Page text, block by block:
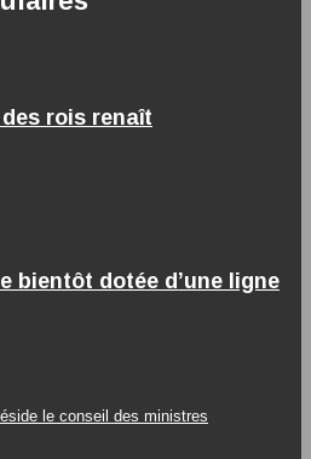
rois renaît
bientôt dotée d’une ligne